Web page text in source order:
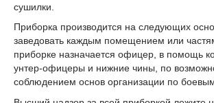
сушилки.
Приборка производится на следующих
заведовать каждым помещением или
приборке назначается офицер, в помощь
унтер-офицеры и нижние чины, по
соблюдением основ организации по